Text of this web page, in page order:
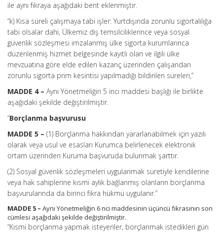
ile aynı fıkraya aşağıdaki bent eklenmiştir.
“k) Kısa süreli çalışmaya tabi işler: Yurtdışında zorunlu sigortalılığa
tabi olsalar dahi, Ülkemiz dış temsilciliklerince veya sosyal
güvenlik sözleşmesi imzalanmış ülke sigorta kurumlarınca
düzenlenmiş hizmet belgesinde kayıtlı olan ve ilgili ülke
mevzuatına göre elde edilen kazanç üzerinden çalışandan
zorunlu sigorta prim kesintisi yapılmadığı bildirilen süreleri,”
MADDE 4 – Aynı Yönetmeliğin 5 inci maddesi başlığı ile birlikte
aşağıdaki şekilde değiştirilmiştir.
“Borçlanma başvurusu
MADDE 5 – (1) Borçlanma hakkından yararlanabilmek için yazılı
olarak veya usul ve esasları Kurumca belirlenecek elektronik
ortam üzerinden Kuruma başvuruda bulunmak şarttır.
(2) Sosyal güvenlik sözleşmeleri uygulanmak suretiyle kendilerine
veya hak sahiplerine kısmi aylık bağlanmış olanların borçlanma
başvurularında da birinci fıkra hükmü uygulanır.”
MADDE 5 – Aynı Yönetmeliğin 6 ncı maddesinin üçüncü fıkrasının son
cümlesi aşağıdaki şekilde değiştirilmiştir.
“Kısmi borçlanma yapmak isteyenler, borçlanmak istedikleri gün